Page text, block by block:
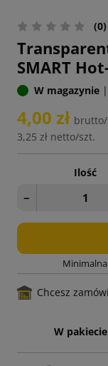
(0)
SMART
W magazynie |
4,00 zł
3,25 zł netto/szt.
Ilość
−
Chcesz
W